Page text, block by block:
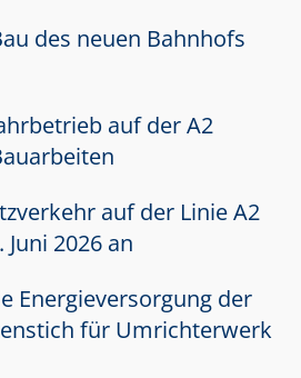
des neuen Bahnhofs
auf der A2
auf der Linie A2
2026 an
Energieversorgung der
für Umrichterwerk